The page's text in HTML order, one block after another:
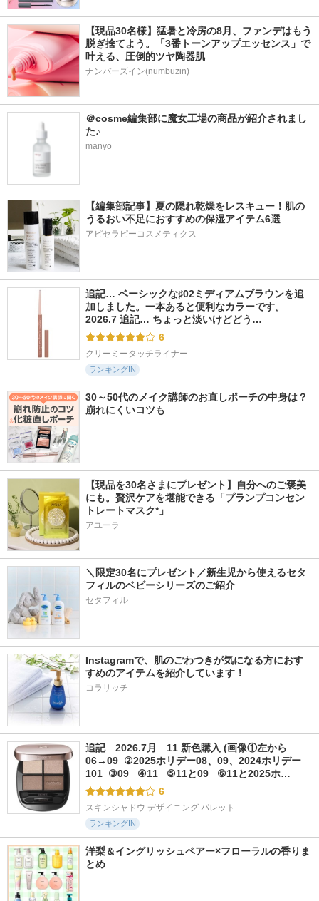
【現品30名様】猛暑と冷房の8月、ファンデはもう
脱ぎ捨てよう。「3番トーンアップエッセンス」で
叶える、圧倒的ツヤ陶器肌
ナンバーズイン(numbuzin)
＠cosme編集部に魔女工場の商品が紹介されまし
た♪
manyo
【編集部記事】夏の隠れ乾燥をレスキュー！肌の
うるおい不足におすすめの保湿アイテム6選
アピセラピーコスメティクス
追記… ベーシックな♯02ミディアムブラウンを追
加しました。一本あると便利なカラーです。
2026.7 追記… ちょっと淡いけどどう…
6
クリーミータッチライナー
ランキングIN
30～50代のメイク講師のお直しポーチの中身は？
崩れにくいコツも
【現品を30名さまにプレゼント】自分へのご褒美
にも。贅沢ケアを堪能できる「プランプコンセン
トレートマスク*」
アユーラ
＼限定30名にプレゼント／新生児から使えるセタ
フィルのベビーシリーズのご紹介
セタフィル
Instagramで、肌のごわつきが気になる方におす
すめのアイテムを紹介しています！
コラリッチ
追記　2026.7月　11 新色購入 (画像①左から
06→09  ②2025ホリデー08、09、2024ホリデー
101  ③09   ④11   ⑤11と09   ⑥11と2025ホ…
6
スキンシャドウ デザイニング パレット
ランキングIN
洋梨＆イングリッシュペアー×フローラルの香りま
とめ